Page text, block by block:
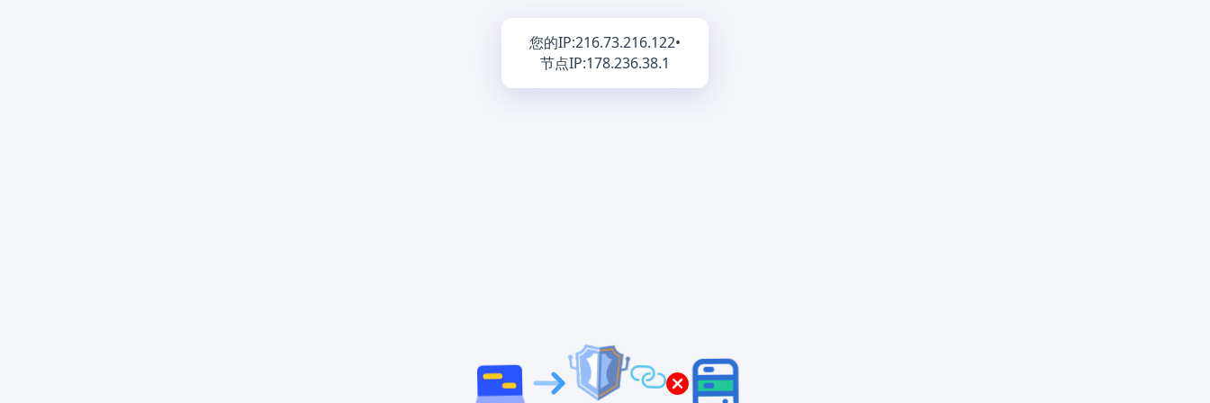
您的IP:216.73.216.122•
节点IP:178.236.38.1